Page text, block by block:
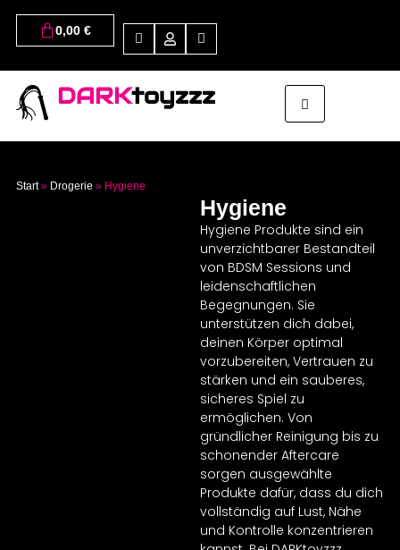
0,00 €
DARKtoyzzz
Start» Drogerie » Hygiene
Hygiene
Hygiene Produkte sind ein
unverzichtbarer Bestandteil
von BDSM Sessions und
leidenschaftlichen
Begegnungen. Sie
unterstützen dich dabei,
deinen Körper optimal
vorzubereiten, Vertrauen zu
stärken und ein sauberes,
sicheres Spiel zu
ermöglichen. Von
gründlicher Reinigung bis zu
schonender Aftercare
sorgen ausgewählte
Produkte dafür, dass du dich
vollständig auf Lust, Nähe
und Kontrolle konzentrieren